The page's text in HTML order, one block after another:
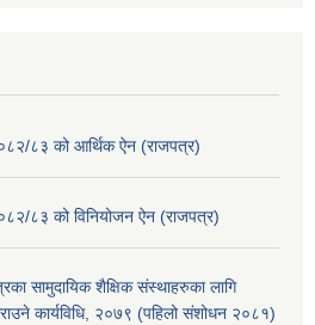
८३ को आर्थिक ऐन (राजपत्र)
८३ को विनियोजन ऐन (राजपत्र)
सामुदायिक शैक्षिक संस्थाहरुका लागि
कार्यविधि, २०७९ (पहिलो संशोधन २०८१)